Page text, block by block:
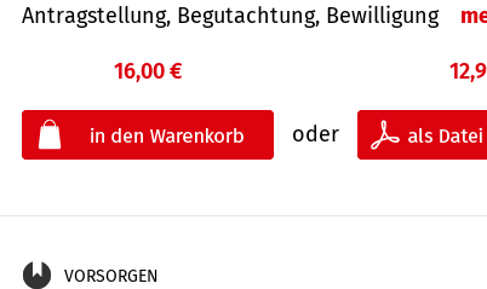
Antragstellung, Begutachtung, Bewilligung
16,00 €
oder
VORSORGEN